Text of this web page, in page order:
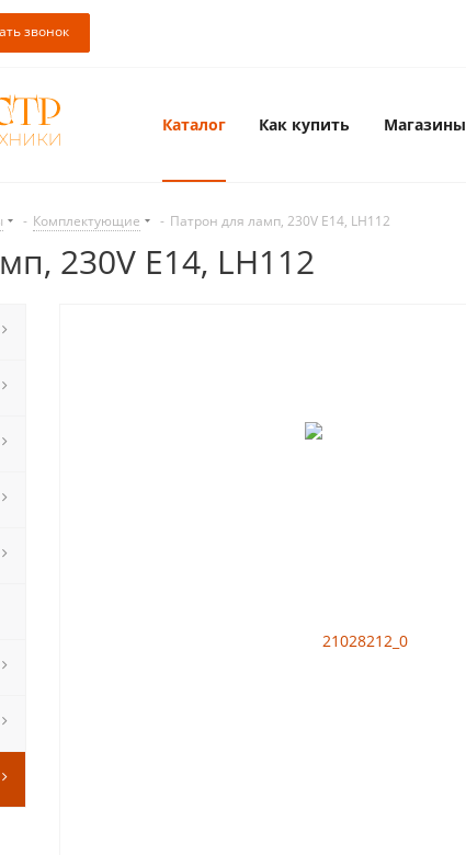
звонок
Каталог Как купить Магазины
- Комплектующие - Патрон для ламп, 230V E14, LH112
230V E14, LH112